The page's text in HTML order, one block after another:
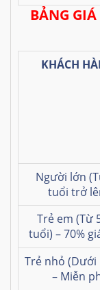
BẢNG
KHÁCH
Người lớn
tuổi trở
Trẻ em (Từ
tuổi) – 70%
Trẻ nhỏ (Dưới
– Miễn